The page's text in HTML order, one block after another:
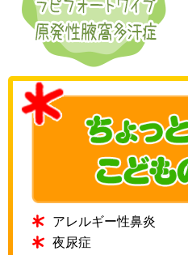
アレルギー性鼻炎
夜尿症